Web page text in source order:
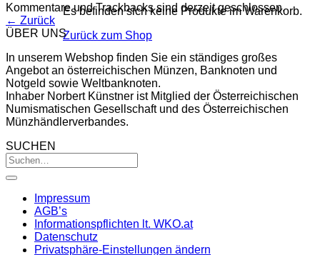
Es befinden sich keine Produkte im Warenkorb.
Zurück zum Shop
Kommentare und Trackbacks sind derzeit geschlossen.
← Zurück
ÜBER UNS
In unserem Webshop finden Sie ein ständiges großes
Angebot an österreichischen Münzen, Banknoten und
Notgeld sowie Weltbanknoten.
Inhaber Norbert Künstner ist Mitglied der Österreichischen
Numismatischen Gesellschaft und des Österreichischen
Münzhändlerverbandes.
SUCHEN
Impressum
AGB’s
Informationspflichten lt. WKO.at
Datenschutz
Privatsphäre-Einstellungen ändern